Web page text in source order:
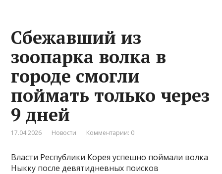
Сбежавший из
зоопарка волка в
городе смогли
поймать только через
9 дней
17.04.2026 Новости Комментарии: 0
Власти Республики Корея успешно поймали волка
Ныкку после девятидневных поисков